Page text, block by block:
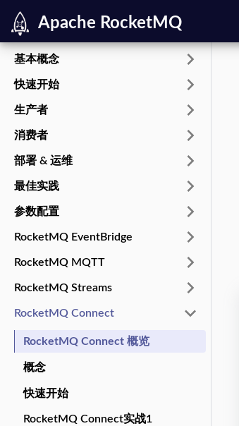
Apache RocketMQ
基本概念
快速开始
生产者
消费者
部署 & 运维
最佳实践
参数配置
RocketMQ EventBridge
RocketMQ MQTT
RocketMQ Streams
RocketMQ Connect
RocketMQ Connect 概览
概念
快速开始
RocketMQ Connect实战1